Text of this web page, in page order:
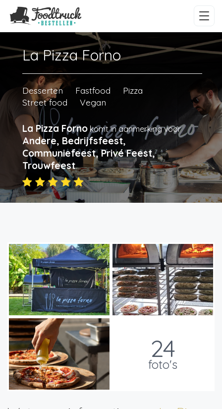
La Pizza Forno
Desserten Fastfood
Pizza
Street food
Vegan
La Pizza Fornokomt in aanmerking voor
Andere, Bedrijfsfeest,
Communiefeest, Privé Feest,
Trouwfeest.
24
foto's